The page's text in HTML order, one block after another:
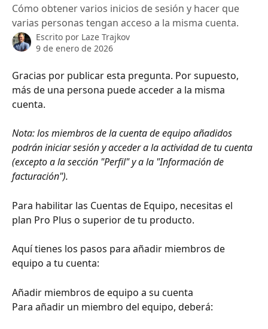
Cómo obtener varios inicios de sesión y hacer que
varias personas tengan acceso a la misma cuenta.
Escrito por Laze Trajkov
9 de enero de 2026
Gracias por publicar esta pregunta. Por supuesto,
más de una persona puede acceder a la misma
cuenta.
Nota: los miembros de la cuenta de equipo añadidos
podrán iniciar sesión y acceder a la actividad de tu cuenta
(excepto a la sección "Perfil" y a la "Información de
facturación").
Para habilitar las Cuentas de Equipo, necesitas el
plan Pro Plus o superior de tu producto.
Aquí tienes los pasos para añadir miembros de
equipo a tu cuenta:
Añadir miembros de equipo a su cuenta
Para añadir un miembro del equipo, deberá: